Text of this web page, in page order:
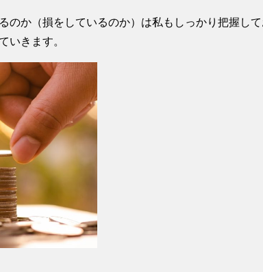
のか（損をしているのか）は私もしっかり把握し
いきます。